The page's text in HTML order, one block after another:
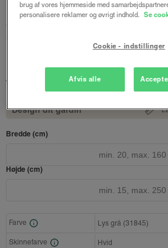
Astrid plisségardin
fra
Design dit gardin
Bredde (cm)
Højde (cm)
Farve Lys grå (31845)
Skinnefarve Hvid
brug af vores hjemmeside med
personalisere reklamer og øvrigt indhold. Se
Cookie - indstillinger
Afvis alle